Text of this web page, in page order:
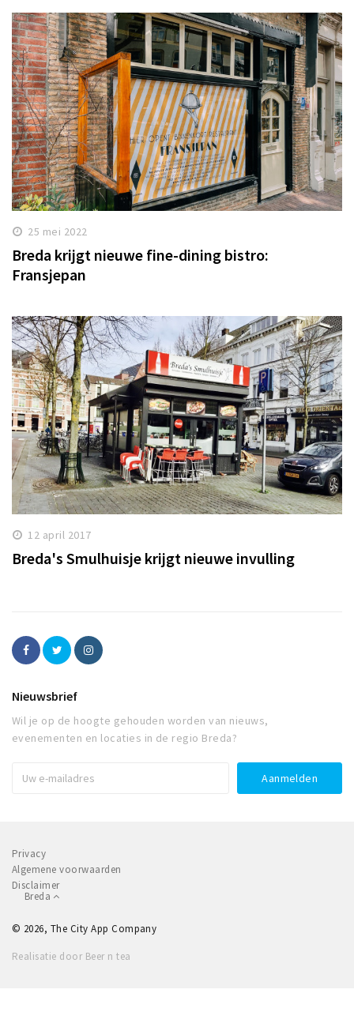
25 mei 2022
Breda krijgt nieuwe fine-dining bistro:
Fransjepan
12 april 2017
Breda's Smulhuisje krijgt nieuwe invulling
Nieuwsbrief
Wil je op de hoogte gehouden worden van nieuws,
evenementen en locaties in de regio Breda?
Privacy
Algemene voorwaarden
Disclaimer
Breda
© 2026, The City App Company
Realisatie door Beer n tea